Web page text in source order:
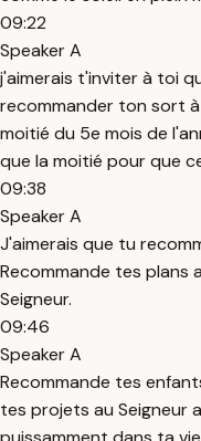
09:22
Speaker A
j'aimerais t'inviter à toi
recommander ton sort à
moitié du 5e mois de
que la moitié pour que
09:38
Speaker A
J'aimerais que tu
Recommande tes plans
Seigneur.
09:46
Speaker A
Recommande tes
tes projets au Seigneur